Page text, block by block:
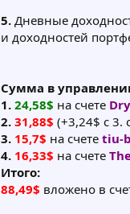
5. Дневные
и доходностей
Сумма в
1. 24,58$ на счете
2. 31,88$ (+3,24$ с 3.
3. 15,7$ на счете tiu-
4. 16,33$ на счете
Итого:
88,49$ вложено в